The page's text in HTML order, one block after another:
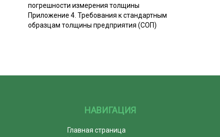
погрешности измерения толщины
Приложение 4. Требования к стандартным
образцам толщины предприятия (СОП)
НАВИГАЦИЯ
Главная страница